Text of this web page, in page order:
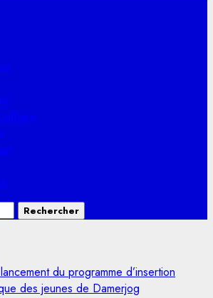
du programme d’insertion
des jeunes de Damerjog